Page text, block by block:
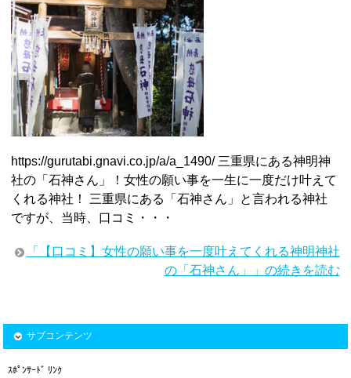
https://gurutabi.gnavi.co.jp/a/a_1490/ 三重県にある神明神
社の「石神さん」！女性の願い事を一生に一度だけ叶えて
くれる神社！ 三重県にある「石神さん」と言われる神社
ですが、当時、口コミ・・・
「【口コミ】女性の願い事を一度叶えてくれる神明神社
の「石神さん」」の続きを読む
サブコンテンツ
ｽﾎﾟﾝｻｰﾄﾞ ﾘﾝｸ